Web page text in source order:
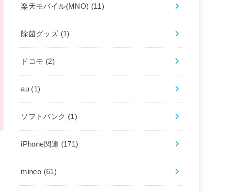
楽天モバイル(MNO) (11)
除菌グッズ (1)
ドコモ (2)
au (1)
ソフトバンク (1)
iPhone関連 (171)
mineo (61)